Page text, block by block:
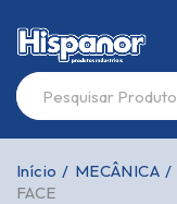
Início / MECÂNICA /
FACE